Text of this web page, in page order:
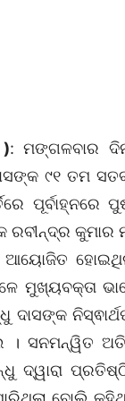
: ମଙ୍ଗଳବାର
୯୧ ତମ
ରବୀନ୍ଦ୍ର
ଆୟୋଜିତ
ଅତିଥି